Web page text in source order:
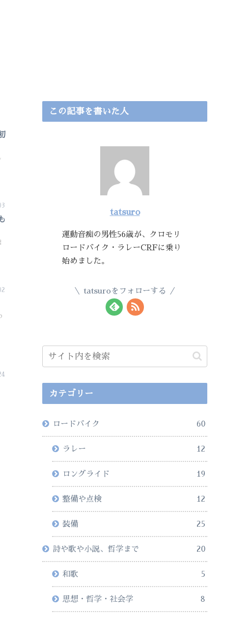
この記事を書いた人
tatsuro
運動音痴の男性56歳が、クロモリ
ロードバイク・ラレーCRFに乗り
始めました。
tatsuroをフォローする
カテゴリー
ロードバイク 60
ラレー 12
ロングライド 19
整備や点検 12
装備 25
詩や歌や小説、哲学まで 20
和歌 5
思想・哲学・社会学 8